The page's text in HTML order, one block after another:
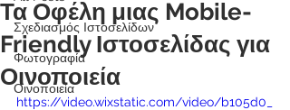
Σχεδιασμός Ιστοσελίδων
Φωτογραφία
Οινοποιεία
Τα Οφέλη μιας Mobile-
Friendly Ιστοσελίδας για
Οινοποιεία
https://video.wixstatic.com/video/b105d0_